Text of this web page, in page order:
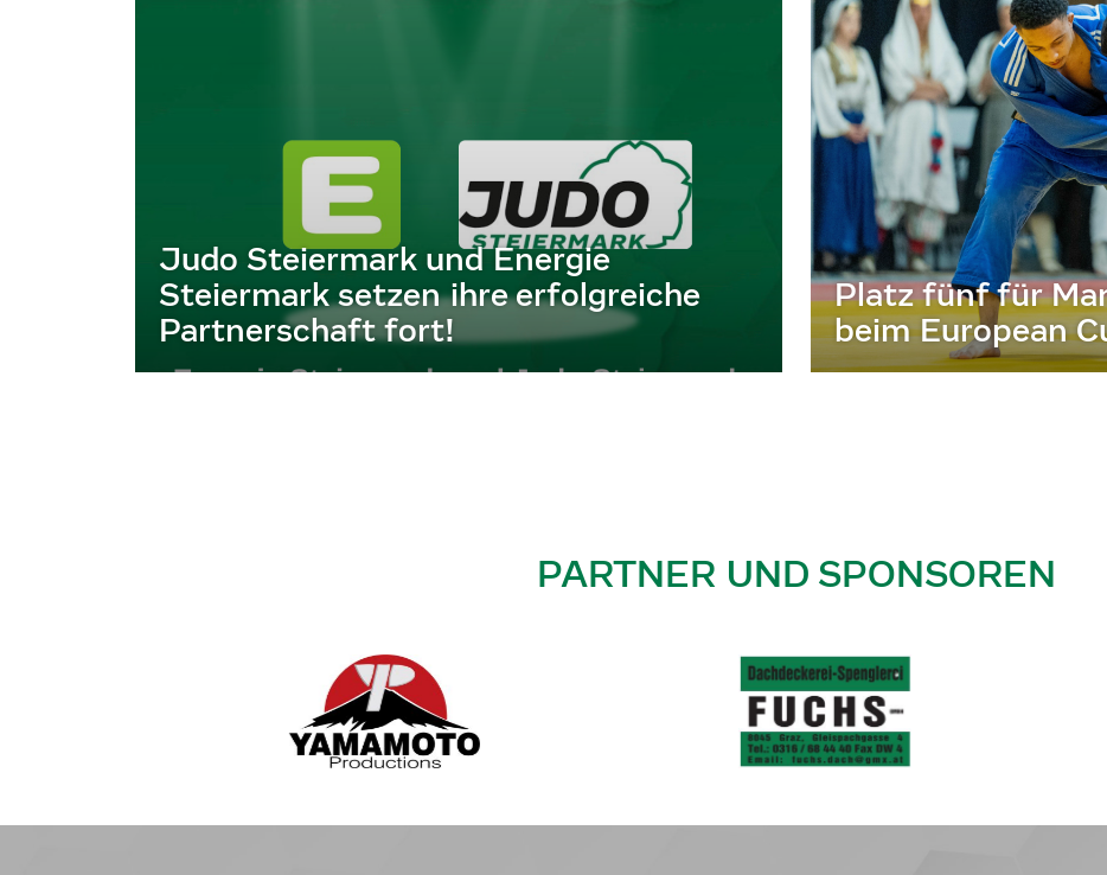
Judo Steiermark und Energie
Steiermark setzen ihre erfolgreiche
Partnerschaft fort!
Platz fünf für
beim European
PARTNER UND SPONSOREN